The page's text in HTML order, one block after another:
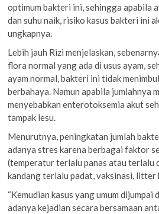
optimum bakteri ini, sehingga apabila
dan suhu naik, risiko kasus bakteri ini
ungkapnya.
Lebih jauh Rizi menjelaskan,
flora normal yang ada di usus ayam,
ayam normal, bakteri ini tidak
berbahaya. Namun apabila jumlahnya
menyebabkan enterotoksemia akut
tampak lesu.
Menurutnya, peningkatan jumlah
adanya stres karena berbagai faktor
(temperatur terlalu panas atau terlalu
kandang terlalu padat, vaksinasi, litter
“Kemudian kasus yang umum dijumpai
adanya kejadian secara bersamaan